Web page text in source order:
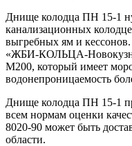
Днище колодца ПН 15-1
канализационных
выгребных ям и
«ЖБИ-КОЛЬЦА-
М200, который имеет
водонепроницаемость
Днище колодца ПН 15-1
всем нормам оценки
8020-90 может быть
области.